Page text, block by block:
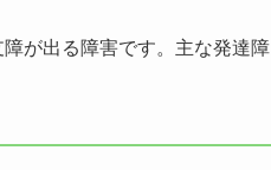
が出る障害です。主な発達障